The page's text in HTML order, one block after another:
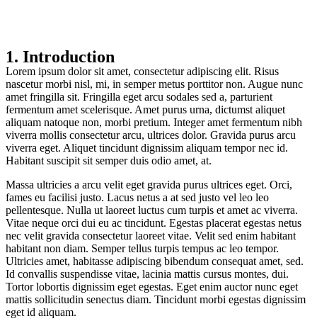
1. Introduction
Lorem ipsum dolor sit amet, consectetur adipiscing elit. Risus
nascetur morbi nisl, mi, in semper metus porttitor non. Augue nunc
amet fringilla sit. Fringilla eget arcu sodales sed a, parturient
fermentum amet scelerisque. Amet purus urna, dictumst aliquet
aliquam natoque non, morbi pretium. Integer amet fermentum nibh
viverra mollis consectetur arcu, ultrices dolor. Gravida purus arcu
viverra eget. Aliquet tincidunt dignissim aliquam tempor nec id.
Habitant suscipit sit semper duis odio amet, at.
Massa ultricies a arcu velit eget gravida purus ultrices eget. Orci,
fames eu facilisi justo. Lacus netus a at sed justo vel leo leo
pellentesque. Nulla ut laoreet luctus cum turpis et amet ac viverra.
Vitae neque orci dui eu ac tincidunt. Egestas placerat egestas netus
nec velit gravida consectetur laoreet vitae. Velit sed enim habitant
habitant non diam. Semper tellus turpis tempus ac leo tempor.
Ultricies amet, habitasse adipiscing bibendum consequat amet, sed.
Id convallis suspendisse vitae, lacinia mattis cursus montes, dui.
Tortor lobortis dignissim eget egestas. Eget enim auctor nunc eget
mattis sollicitudin senectus diam. Tincidunt morbi egestas dignissim
eget id aliquam.